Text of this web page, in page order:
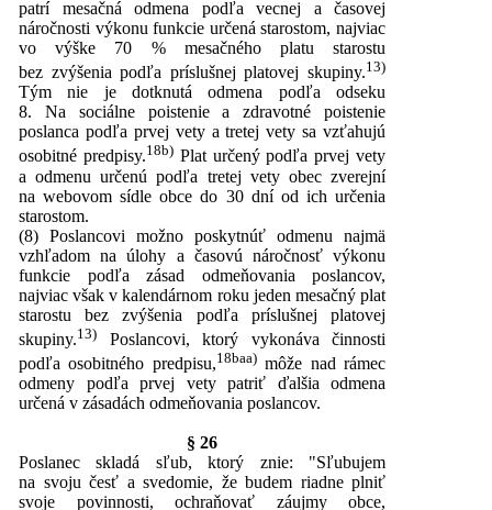
patrí mesačná odmena podľa vecnej a časovej
náročnosti výkonu funkcie určená starostom, najviac
vo výške 70 % mesačného platu starostu
bez zvýšenia podľa príslušnej platovej skupiny.13)
Tým nie je dotknutá odmena podľa odseku
8. Na sociálne poistenie a zdravotné poistenie
poslanca podľa prvej vety a tretej vety sa vzťahujú
osobitné predpisy.18b)Plat určený podľa prvej vety
a odmenu určenú podľa tretej vety obec zverejní
na webovom sídle obce do 30 dní od ich určenia
starostom.
(8) Poslancovi možno poskytnúť odmenu najmä
vzhľadom na úlohy a časovú náročnosť výkonu
funkcie podľa zásad odmeňovania poslancov,
najviac však v kalendárnom roku jeden mesačný plat
starostu bez zvýšenia podľa príslušnej platovej
skupiny.13) Poslancovi, ktorý vykonáva činnosti
podľa osobitného predpisu,18baa)môže nad rámec
odmeny podľa prvej vety patriť ďalšia odmena
určená v zásadách odmeňovania poslancov.
§ 26
Poslanec skladá sľub, ktorý znie: "Sľubujem
na svoju česť a svedomie, že budem riadne plniť
svoje povinnosti, ochraňovať záujmy obce,